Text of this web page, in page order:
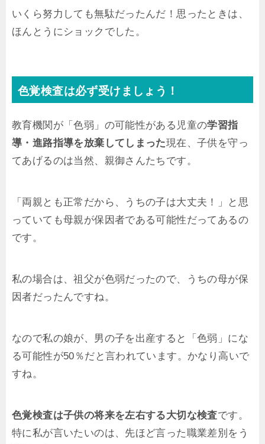
いくら努力しても無駄だったんだ！思ったときは、
ほんとうにショックでした。
色覚検査は必ず受けましょう！
教育機関が「色弱」の可能性がある児童の学習指
導・進路指導を放棄してしまった現在、子供を守っ
てあげるのは当然、親御さんたちです。
「両親とも正常だから、うちの子は大丈夫！」と思
っていても母親が保因者である可能性だってあるの
です。
私の場合は、祖父が色弱だったので、うちの母が保
因者だったんですね。
なので私の娘が、男の子を出産すると「色弱」にな
る可能性が50％だと言われています。かなり高いで
すね。
色覚検査は子供の将来を左右する大切な検査です。
特に私が言いたいのは、先ほど言った職業差別をう